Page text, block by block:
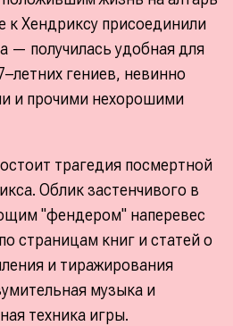
к Хендриксу присоединили
получилась удобная для
гениев, невинно
и прочими нехорошими
трагедия посмертной
Облик застенчивого в
"фендером" наперевес
страницам книг и статей о
и тиражирования
музыка и
техника игры.